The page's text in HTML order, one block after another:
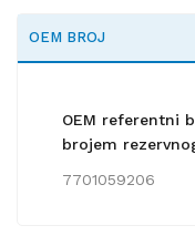
OEM BROJ
OEM referentni
brojem
7701059206